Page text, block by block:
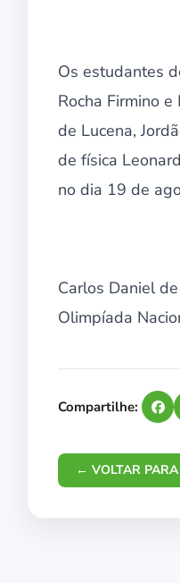
Os estudantes
Rocha Firmino
de Lucena,
de física
no dia 19 de
Carlos Daniel
Olimpíada
Compartilhe:
← VOLTAR